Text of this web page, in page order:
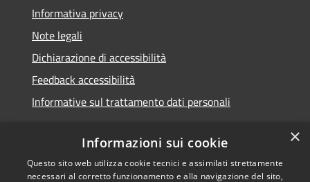
Informativa privacy
Note legali
Dichiarazione di accessibilità
Feedback accessibilità
Informative sul trattamento dati personali
RSS
Copyright © 2026 • Comune di
×
Informazioni sui cookie
Questo sito web utilizza cookie tecnici e assimilati strettamente
necessari al corretto funzionamento e alla navigazione del sito,